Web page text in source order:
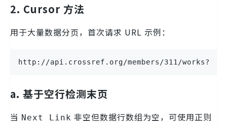
2. Cursor 方法
用于大量数据分页，首次请求 URL 示例：
http://api.crossref.org/members/311/
a. 基于空行检测末页
当 Next Link 非空但数据行数组为空，可使用正则